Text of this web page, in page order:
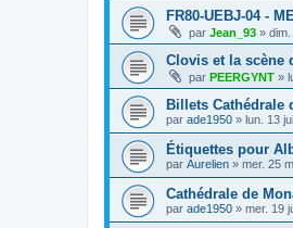
FR80-UEBJ-04 -
par Jean_93 »
Clovis et la scène
par PEERGYNT »
Billets Cathédrale
par ade1950 » lun. 13
Étiquettes pour
par Aurelien » mer. 25
Cathédrale de
par ade1950 » mer. 19